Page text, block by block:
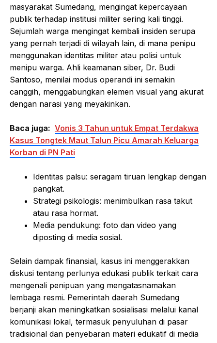
masyarakat Sumedang, mengingat kepercayaan
publik terhadap institusi militer sering kali tinggi.
Sejumlah warga mengingat kembali insiden serupa
yang pernah terjadi di wilayah lain, di mana penipu
menggunakan identitas militer atau polisi untuk
menipu warga. Ahli keamanan siber, Dr. Budi
Santoso, menilai modus operandi ini semakin
canggih, menggabungkan elemen visual yang akurat
dengan narasi yang meyakinkan.
Baca juga: Vonis 3 Tahun untuk Empat Terdakwa
Kasus Tongtek Maut Talun Picu Amarah Keluarga
Korban di PN Pati
Identitas palsu: seragam tiruan lengkap dengan
pangkat.
Strategi psikologis: menimbulkan rasa takut
atau rasa hormat.
Media pendukung: foto dan video yang
diposting di media sosial.
Selain dampak finansial, kasus ini menggerakkan
diskusi tentang perlunya edukasi publik terkait cara
mengenali penipuan yang mengatasnamakan
lembaga resmi. Pemerintah daerah Sumedang
berjanji akan meningkatkan sosialisasi melalui kanal
komunikasi lokal, termasuk penyuluhan di pasar
tradisional dan penyebaran materi edukatif di media